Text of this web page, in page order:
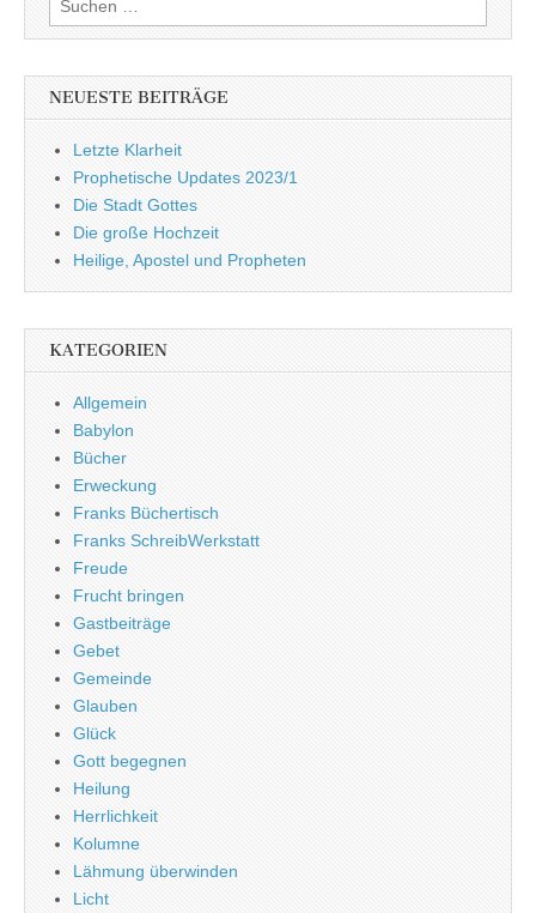
nach:
NEUESTE BEITRÄGE
Letzte Klarheit
Prophetische Updates 2023/1
Die Stadt Gottes
Die große Hochzeit
Heilige, Apostel und Propheten
KATEGORIEN
Allgemein
Babylon
Bücher
Erweckung
Franks Büchertisch
Franks SchreibWerkstatt
Freude
Frucht bringen
Gastbeiträge
Gebet
Gemeinde
Glauben
Glück
Gott begegnen
Heilung
Herrlichkeit
Kolumne
Lähmung überwinden
Licht